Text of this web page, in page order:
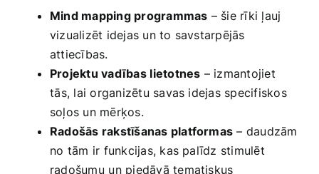
Mind mapping programmas – šie ​rīki ļauj
vizualizēt idejas un‍ to savstarpējās
attiecības.
Projektu vadības ⁣lietotnes – izmantojiet
⁤tās,​ lai organizētu savas idejas specifiskos
soļos un mērķos.
Radošās rakstīšanas‍ platformas – daudzām
no tām ir ⁤funkcijas, kas palīdz stimulēt
radošumu ⁢un piedāvā tematiskus